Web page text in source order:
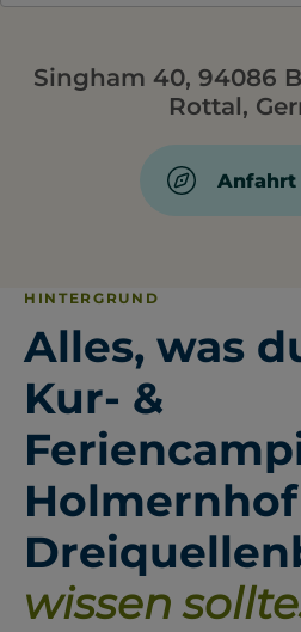
Singham 40, 94086
Rottal,
Anfahrt
HINTERGRUND
Alles, was
Kur- &
Holmernhof
wissen